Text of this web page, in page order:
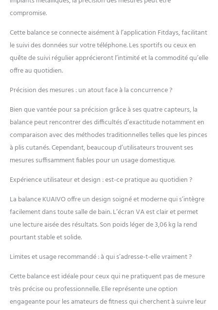
compromise.
Cette balance se connecte aisément à l’application Fitdays, facilitant
le suivi des données sur votre téléphone. Les sportifs ou ceux en
quête de suivi régulier apprécieront l’intimité et la commodité qu’elle
offre au quotidien.
Précision des mesures : un atout face à la concurrence ?
Bien que vantée pour sa précision grâce à ses quatre capteurs, la
balance peut rencontrer des difficultés d’exactitude notamment en
comparaison avec des méthodes traditionnelles telles que les pinces
à plis cutanés. Cependant, beaucoup d’utilisateurs trouvent ses
mesures suffisamment fiables pour un usage domestique.
Expérience utilisateur et design : est-ce pratique au quotidien ?
La balance KUAIVO offre un design soigné et moderne qui s’intègre
facilement dans toute salle de bain. L’écran VA est clair et permet
une lecture aisée des résultats. Son poids léger de 3,06 kg la rend
pourtant stable et solide.
Limites et usage recommandé : à qui s’adresse-t-elle vraiment ?
Cette balance est idéale pour ceux qui ne pratiquent pas de mesure
très précise ou professionnelle. Elle représente une option
engageante pour les amateurs de fitness qui cherchent à suivre leur